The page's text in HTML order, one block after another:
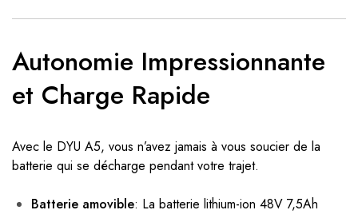
Autonomie Impressionnante
et Charge Rapide
Avec le DYU A5, vous n’avez jamais à vous soucier de la
batterie qui se décharge pendant votre trajet.
Batterie amovible: La batterie lithium-ion 48V 7,5Ah